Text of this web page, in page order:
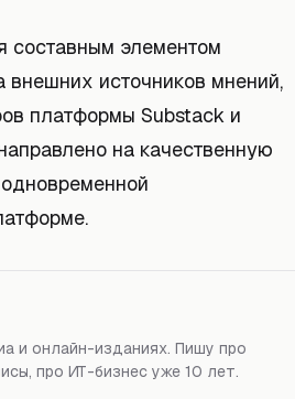
составным элементом
внешних источников мнений,
платформы Substack и
на качественную
и онлайн-изданиях. Пишу про
про ИТ-бизнес уже 10 лет.